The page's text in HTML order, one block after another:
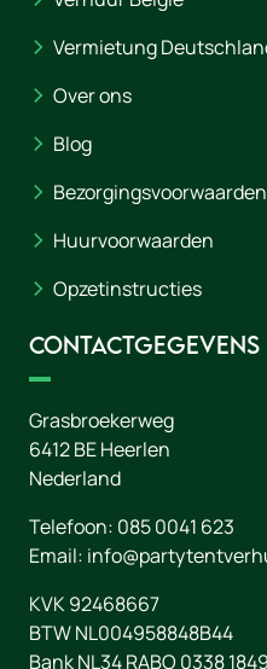
Vermietung
Over ons
Blog
Bezorgingsvoorwaarden
Huurvoorwaarden
Opzetinstructies
Contactgegevens
Grasbroekerweg
6412 BEHeerlen
Nederland
Telefoon: 085 0041 623
Email:
KVK 92468667
BTW NL004958848B44
Bank NL34 RABO 0338